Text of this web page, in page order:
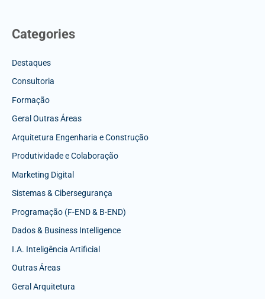
Categories
Destaques
Consultoria
Formação
Geral Outras Áreas
Arquitetura Engenharia e Construção
Produtividade e Colaboração
Marketing Digital
Sistemas & Cibersegurança
Programação (F-END & B-END)
Dados & Business Intelligence
I.A. Inteligência Artificial
Outras Áreas
Geral Arquitetura